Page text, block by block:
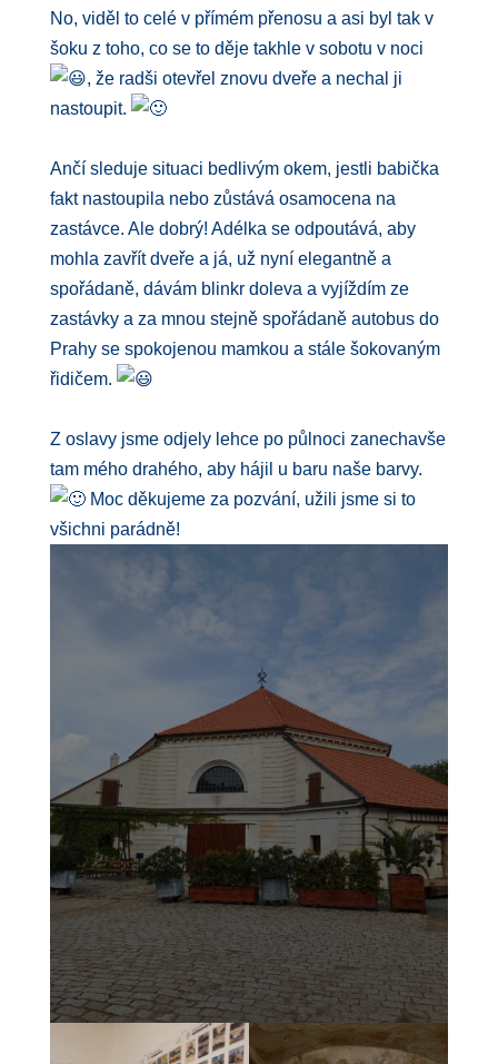
No, viděl to celé v přímém přenosu a asi byl tak v
šoku z toho, co se to děje takhle v sobotu v noci
, že radši otevřel znovu dveře a nechal ji
nastoupit.
Ančí sleduje situaci bedlivým okem, jestli babička
fakt nastoupila nebo zůstává osamocena na
zastávce. Ale dobrý! Adélka se odpoutává, aby
mohla zavřít dveře a já, už nyní elegantně a
spořádaně, dávám blinkr doleva a vyjíždím ze
zastávky a za mnou stejně spořádaně autobus do
Prahy se spokojenou mamkou a stále šokovaným
řidičem.
Z oslavy jsme odjely lehce po půlnoci zanechavše
tam mého drahého, aby hájil u baru naše barvy.
Moc děkujeme za pozvání, užili jsme si to
všichni parádně!